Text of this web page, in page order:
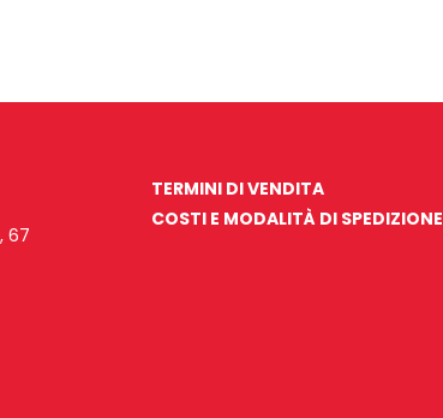
67
TERMINI DI VENDITA
COSTI E MODALITÀ DI SPEDIZIONE